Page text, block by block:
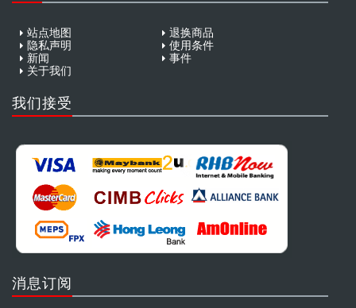
站点地图
退换商品
隐私声明
使用条件
新闻
事件
关于我们
我们接受
消息订阅